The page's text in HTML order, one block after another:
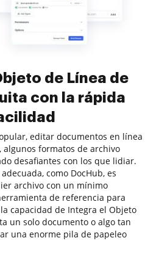
de Línea de
con la rápida
editar documentos en línea
algunos formatos de archivo
desafiantes con los que lidiar.
como DocHub, es
archivo con un mínimo
de referencia para
capacidad de Integra el Objeto
un solo documento o algo tan
una enorme pila de papeleo